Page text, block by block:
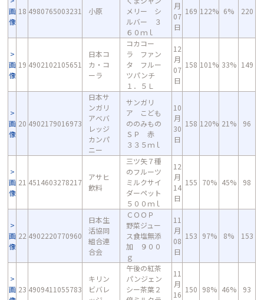
画
像
18 4980765003231 小原
メリー シ
ルバー ３
６０ｍｌ
月
07
日
169 122% 6% 220
画
像
19 4902102105651
日本コ
カ・コ
ーラ
コカコー
ラ ファン
タ フルー
ツパンチ
１．５Ｌ
12
月
07
日
158 101% 33% 149
画
像
20 4902179016973
日本サ
ンガリ
アベバ
レッジ
カンパ
ニー
サンガリ
ア こども
ののみもの
ＳＰ 赤
３３５ｍｌ
10
月
30
日
158 120% 21% 96
画
像
21 4514603278217
アサヒ
飲料
三ツ矢７種
のフルーツ
ミルクサイ
ダーペット
５００ｍｌ
12
月
14
日
155 70% 45% 98
画
像
22 4902220770960
日本生
活協同
組合連
合会
ＣＯＯＰ
野菜ジュー
ス食塩無添
加 ９００
ｇ
11
月
08
日
153 97% 8% 153
画 23 4909411055783
キリン
ビバレ
午後の紅茶
パンジェン
シー茶葉２
11
月
16
150 98% 46% 93